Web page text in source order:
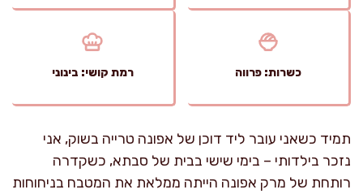
כשרות: פרווה רמת קושי: בינוני
תמיד כשאני עובר ליד דוכן של אפונה טרייה בשוק, אני
נזכר בילדותי – בימי שישי בבית של סבתא, כשקדרה
רותחת של מרק אפונה הייתה ממלאת את המטבח בניחוחות